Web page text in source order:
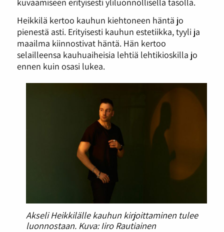
Heikkilä kertoo kauhun kiehtoneen häntä jo
pienestä asti. Erityisesti kauhun estetiikka, tyyli ja
maailma kiinnostivat häntä. Hän kertoo
selailleensa kauhuaiheisia lehtiä lehtikioskilla jo
ennen kuin osasi lukea.
Akseli Heikkilälle kauhun kirjoittaminen tulee
luonnostaan. Kuva: Iiro Rautiainen